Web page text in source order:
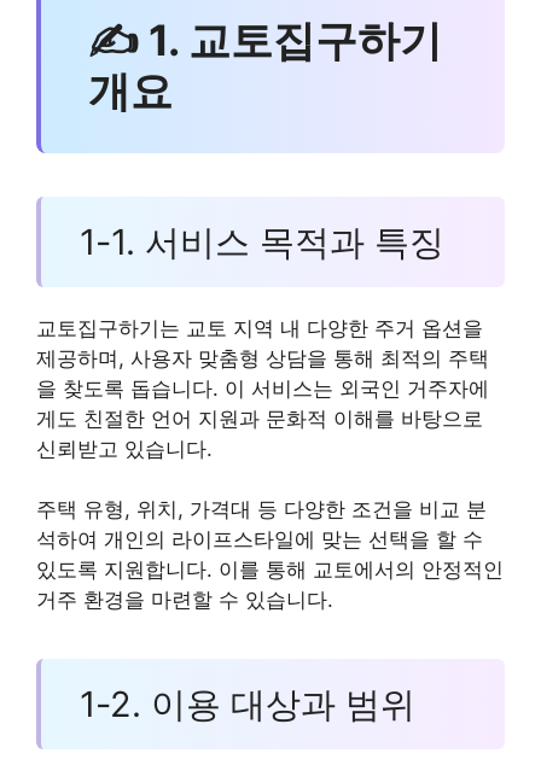
✍ 1. 교토집구하기
개요
1-1. 서비스 목적과 특징
교토집구하기는 교토 지역 내 다양한 주거 옵션을
제공하며, 사용자 맞춤형 상담을 통해 최적의 주택
을 찾도록 돕습니다. 이 서비스는 외국인 거주자에
게도 친절한 언어 지원과 문화적 이해를 바탕으로
신뢰받고 있습니다.
주택 유형, 위치, 가격대 등 다양한 조건을 비교 분
석하여 개인의 라이프스타일에 맞는 선택을 할 수
있도록 지원합니다. 이를 통해 교토에서의 안정적인
거주 환경을 마련할 수 있습니다.
1-2. 이용 대상과 범위